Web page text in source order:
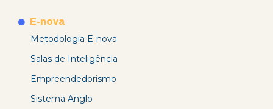
E-nova
Metodologia E-nova
Salas de Inteligência
Empreendedorismo
Sistema Anglo